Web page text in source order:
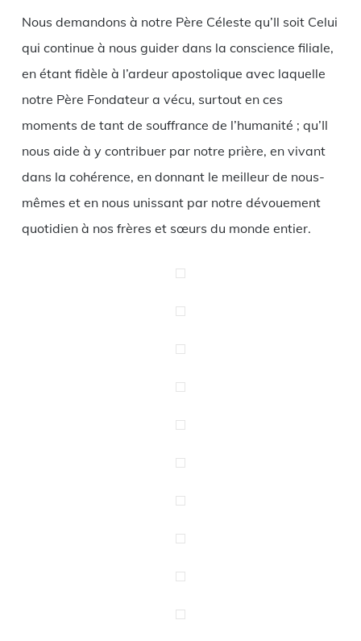
Nous demandons à notre Père Céleste qu’Il soit Celui
qui continue à nous guider dans la conscience filiale,
en étant fidèle à l’ardeur apostolique avec laquelle
notre Père Fondateur a vécu, surtout en ces
moments de tant de souffrance de l’humanité ; qu’Il
nous aide à y contribuer par notre prière, en vivant
dans la cohérence, en donnant le meilleur de nous-
mêmes et en nous unissant par notre dévouement
quotidien à nos frères et sœurs du monde entier.